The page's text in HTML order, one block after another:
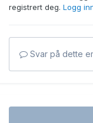
registrert deg. Logg
Svar på dette